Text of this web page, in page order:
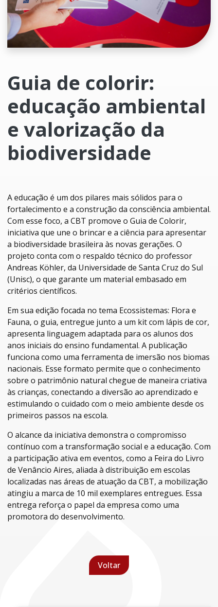
Guia de colorir:
educação ambiental
e valorização da
biodiversidade
A educação é um dos pilares mais sólidos para o
fortalecimento e a construção da consciência ambiental.
Com esse foco, a CBT promove o Guia de Colorir,
iniciativa que une o brincar e a ciência para apresentar
a biodiversidade brasileira às novas gerações. O
projeto conta com o respaldo técnico do professor
Andreas Köhler, da Universidade de Santa Cruz do Sul
(Unisc), o que garante um material embasado em
critérios científicos.
Em sua edição focada no tema Ecossistemas: Flora e
Fauna, o guia, entregue junto a um kit com lápis de cor,
apresenta linguagem adaptada para os alunos dos
anos iniciais do ensino fundamental. A publicação
funciona como uma ferramenta de imersão nos biomas
nacionais. Esse formato permite que o conhecimento
sobre o patrimônio natural chegue de maneira criativa
às crianças, conectando a diversão ao aprendizado e
estimulando o cuidado com o meio ambiente desde os
primeiros passos na escola.
O alcance da iniciativa demonstra o compromisso
contínuo com a transformação social e a educação. Com
a participação ativa em eventos, como a Feira do Livro
de Venâncio Aires, aliada à distribuição em escolas
localizadas nas áreas de atuação da CBT, a mobilização
atingiu a marca de 10 mil exemplares entregues. Essa
entrega reforça o papel da empresa como uma
promotora do desenvolvimento.
Voltar